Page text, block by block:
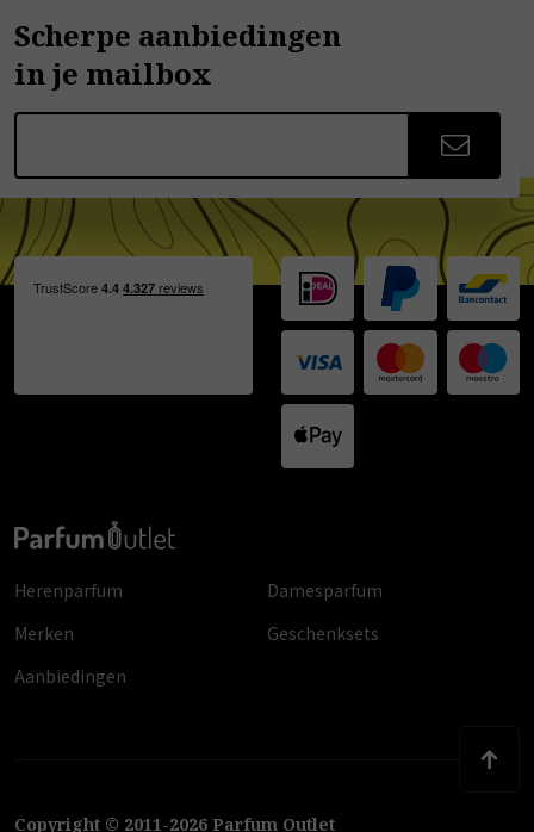
Scherpe aanbiedingen
in je mailbox
Herenparfum
Damesparfum
Merken
Geschenksets
Aanbiedingen
Copyright © 2011-2026 Parfum Outlet